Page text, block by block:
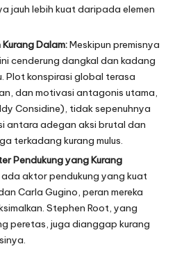
jauh lebih kuat daripada elemen
Dalam:Meskipun premisnya
cenderung dangkal dan kadang
Plot konspirasi global terasa
dan motivasi antagonis utama,
Considine), tidak sepenuhnya
antara adegan aksi brutal dan
terkadang kurang mulus.
Pendukung yang Kurang
ada aktor pendukung yang kuat
Carla Gugino, peran mereka
Stephen Root, yang
peretas, juga dianggap kurang